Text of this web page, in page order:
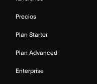
Precios
Plan Starter
Plan Advanced
Enterprise